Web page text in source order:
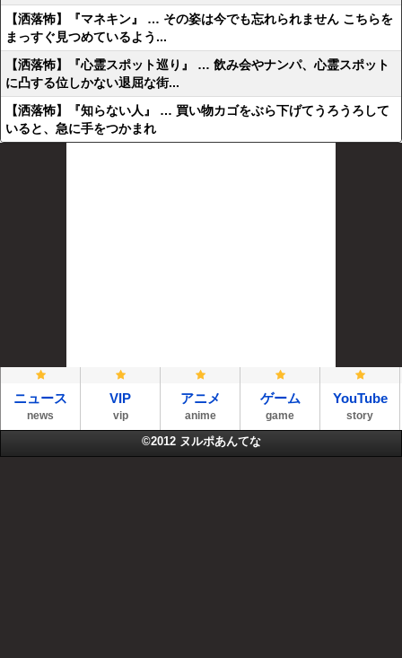
【洒落怖】『マネキン』 … その姿は今でも忘れられません こちらを
まっすぐ見つめているよう...
【洒落怖】『心霊スポット巡り』 … 飲み会やナンパ、心霊スポット
に凸する位しかない退屈な街...
【洒落怖】『知らない人』 … 買い物カゴをぶら下げてうろうろして
いると、急に手をつかまれ
ニュース
news
VIP
vip
アニメ
anime
ゲーム
game
YouTube
story
©2012 ヌルポあんてな